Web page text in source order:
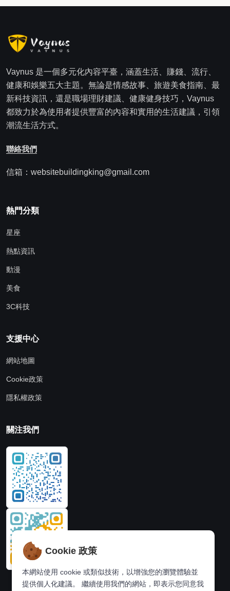
Vaynus 是一個多元化內容平臺，涵蓋生活、賺錢、流行、
健康和娛樂五大主題。無論是情感故事、旅遊美食指南、最
新科技資訊，還是職場理財建議、健康健身技巧，Vaynus
都致力於為使用者提供豐富的內容和實用的生活建議，引領
潮流生活方式。
聯絡我們
信箱：websitebuildingking@gmail.com
熱門分類
星座
熱點資訊
動漫
美食
3C科技
支援中心
網站地圖
Cookie政策
隱私權政策
關注我們
Cookie 政策
本網站使用 cookie 或類似技術，以增強您的瀏覽體驗並
提供個人化建議。 繼續使用我們的網站，即表示您同意我